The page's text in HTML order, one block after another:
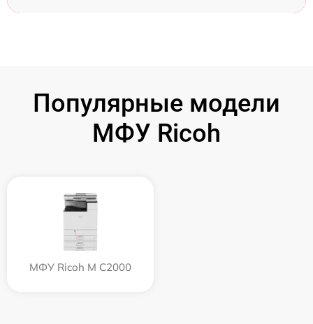
Популярные модели
МФУ Ricoh
МФУ Ricoh M C2000